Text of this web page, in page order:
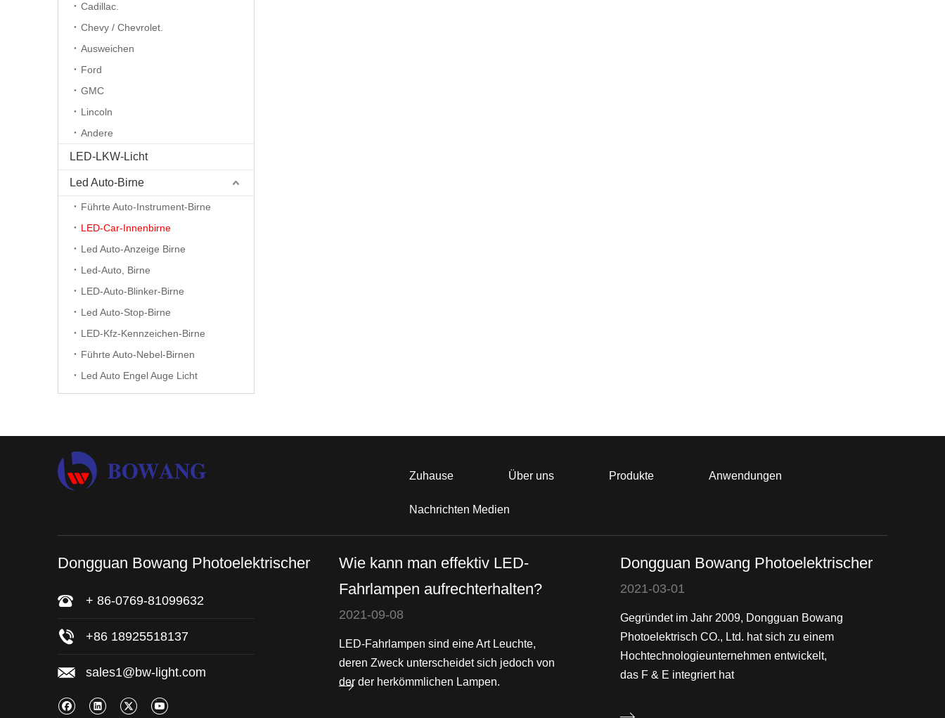
Cadillac.
Chevy / Chevrolet.
Ausweichen
Ford
GMC
Lincoln
Andere
LED-LKW-Licht
Led Auto-Birne
Führte Auto-Instrument-Birne
LED-Car-Innenbirne
Led Auto-Anzeige Birne
Led-Auto, Birne
LED-Auto-Blinker-Birne
Led Auto-Stop-Birne
LED-Kfz-Kennzeichen-Birne
Führte Auto-Nebel-Birnen
Led Auto Engel Auge Licht
Zuhause Über uns Produkte Anwendungen
Nachrichten Medien
Dongguan Bowang Photoelektrischer
+ 86-0769-81099632
+86 18925518137
sales1@bw-light.com
Wie kann man effektiv LED-
Fahrlampen aufrechterhalten?
2021-09-08
LED-Fahrlampen sind eine Art Leuchte,
deren Zweck unterscheidet sich jedoch von
der der herkömmlichen Lampen.
Dongguan Bowang Photoelektrischer
2021-03-01
Gegründet im Jahr 2009, Dongguan Bowang
Photoelektrisch CO., Ltd. hat sich zu einem
Hochtechnologieunternehmen entwickelt,
das F & E integriert hat